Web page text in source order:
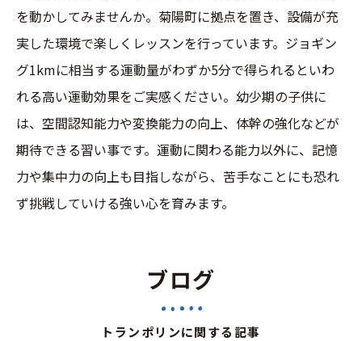
を動かしてみませんか。菊陽町に拠点を置き、設備が充
実した環境で楽しくレッスンを行っています。ジョギン
グ1kmに相当する運動量がわずか5分で得られるといわ
れる高い運動効果をご実感ください。幼少期の子供に
は、空間認知能力や変換能力の向上、体幹の強化などが
期待できる習い事です。運動に関わる能力以外に、記憶
力や集中力の向上も目指しながら、苦手なことにも恐れ
ず挑戦していける強い心を育みます。
ブログ
トランポリンに関する記事